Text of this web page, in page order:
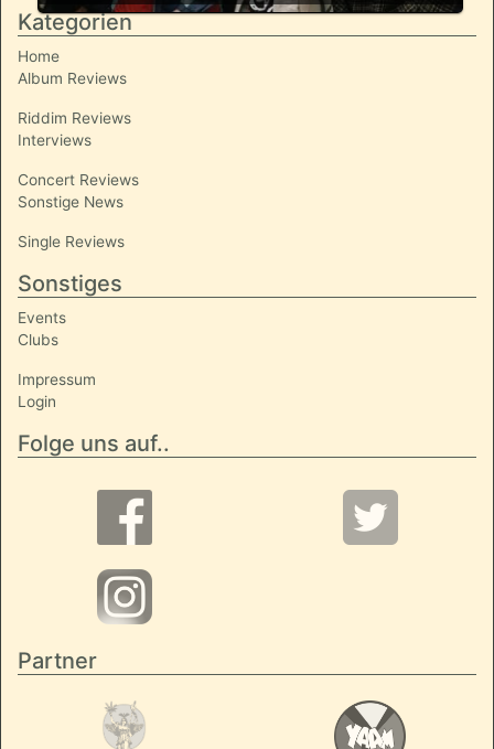
Kategorien
Home
Album Reviews
Riddim Reviews
Interviews
Concert Reviews
Sonstige News
Single Reviews
Sonstiges
Events
Clubs
Impressum
Login
Folge uns auf..
Partner